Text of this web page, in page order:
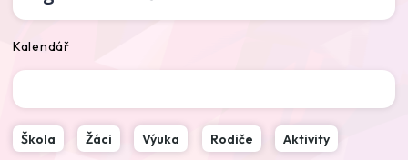
Kalendář
Škola Žáci Výuka Rodiče Aktivity